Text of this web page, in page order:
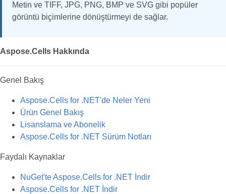
Metin ve TIFF, JPG, PNG, BMP ve SVG gibi popüler
görüntü biçimlerine dönüştürmeyi de sağlar.
Aspose.Cells Hakkında
Genel Bakış
Aspose.Cells for .NET'de Neler Yeni
Ürün Genel Bakış
Lisanslama ve Abonelik
Aspose.Cells for .NET Sürüm Notları
Faydalı Kaynaklar
NuGet'te Aspose.Cells for .NET İndir
Aspose.Cells for .NET İndir